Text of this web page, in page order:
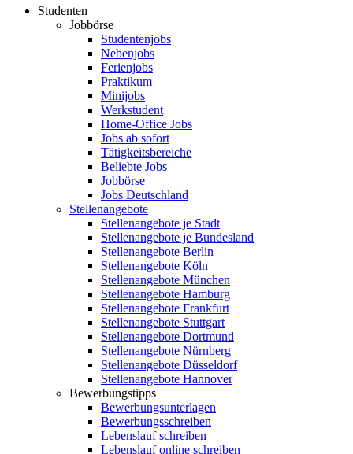
Studenten
Jobbörse
Studentenjobs
Nebenjobs
Ferienjobs
Praktikum
Minijobs
Werkstudent
Home-Office Jobs
Jobs ab sofort
Tätigkeitsbereiche
Beliebte Jobs
Jobbörse
Jobs Deutschland
Stellenangebote
Stellenangebote je Stadt
Stellenangebote je Bundesland
Stellenangebote Berlin
Stellenangebote Köln
Stellenangebote München
Stellenangebote Hamburg
Stellenangebote Frankfurt
Stellenangebote Stuttgart
Stellenangebote Dortmund
Stellenangebote Nürnberg
Stellenangebote Düsseldorf
Stellenangebote Hannover
Bewerbungstipps
Bewerbungsunterlagen
Bewerbungsschreiben
Lebenslauf schreiben
Lebenslauf online schreiben